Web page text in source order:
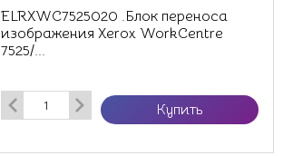
ELRXWC7525020 .Блок переноса
изображения Xerox WorkCentre
7525/...
Купить